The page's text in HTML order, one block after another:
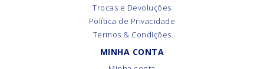
Trocas e Devoluções
Política de Privacidade
Termos & Condições
MINHA CONTA